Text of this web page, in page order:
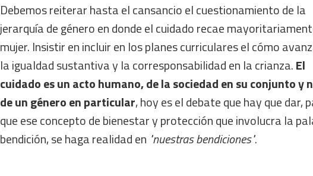
Debemos reiterar hasta el cansancio el cuestionamiento de la
jerarquía de género en donde el cuidado recae
mujer. Insistir en incluir en los planes curriculares el cómo
la igualdad sustantiva y la corresponsabilidad en la crianza.El
cuidado es un acto humano, de la sociedad en su conjunto y
de un género en particular, hoy es el debate que hay que dar,
que ese concepto de bienestar y protección que involucra la
bendición, se haga realidad en "nuestras bendiciones".